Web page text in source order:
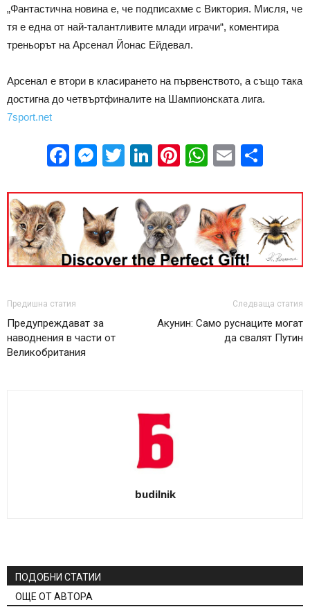
„Фантастична новина е, че подписахме с Виктория. Мисля, че
тя е една от най-талантливите млади играчи“, коментира
треньорът на Арсенал Йонас Ейдевал.
Арсенал е втори в класирането на първенството, а също така
достигна до четвъртфиналите на Шампионската лига.
7sport.net
Facebook
Messenger
Twitter
LinkedIn
Pinterest
WhatsApp
Email
Предишна статия
Предупреждават за
наводнения в части от
Великобритания
Следваща статия
Акунин: Само руснаците могат
да свалят Путин
budilnik
ПОДОБНИ СТАТИИ
ОЩЕ ОТ АВТОРА